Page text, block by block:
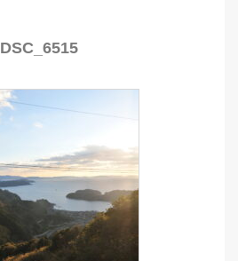
DSC_6515